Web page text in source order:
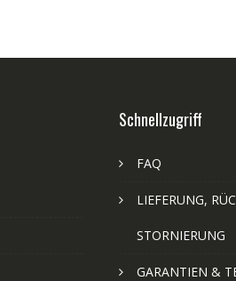
Schnellzugriff
FAQ
LIEFERUNG,
STORNIERUNG
GARANTIEN &